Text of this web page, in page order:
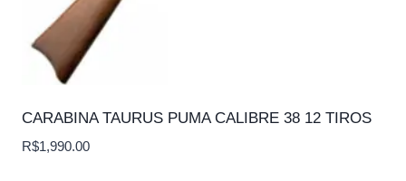
CARABINA TAURUS PUMA CALIBRE 38 12 TIROS
R$1,990.00